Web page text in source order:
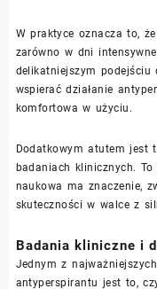
W praktyce oznacza to,
zarówno w dni
delikatniejszym podejściu
wspierać działanie
komfortowa w użyciu.
Dodatkowym atutem jest
badaniach klinicznych.
naukowa ma znaczenie,
skuteczności w walce z
Badania kliniczne i
Jednym z
antyperspirantu jest to,